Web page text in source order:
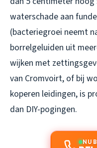
waterschade aan
(bacteriegroei neemt
borrelgeluiden uit
wijken met
van Cromvoirt, of bij
koperen leidingen, is
dan DIY-pogingen.
NU